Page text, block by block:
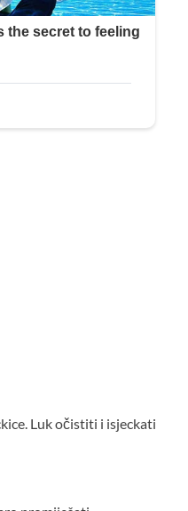
Luk očistiti i isjeckati